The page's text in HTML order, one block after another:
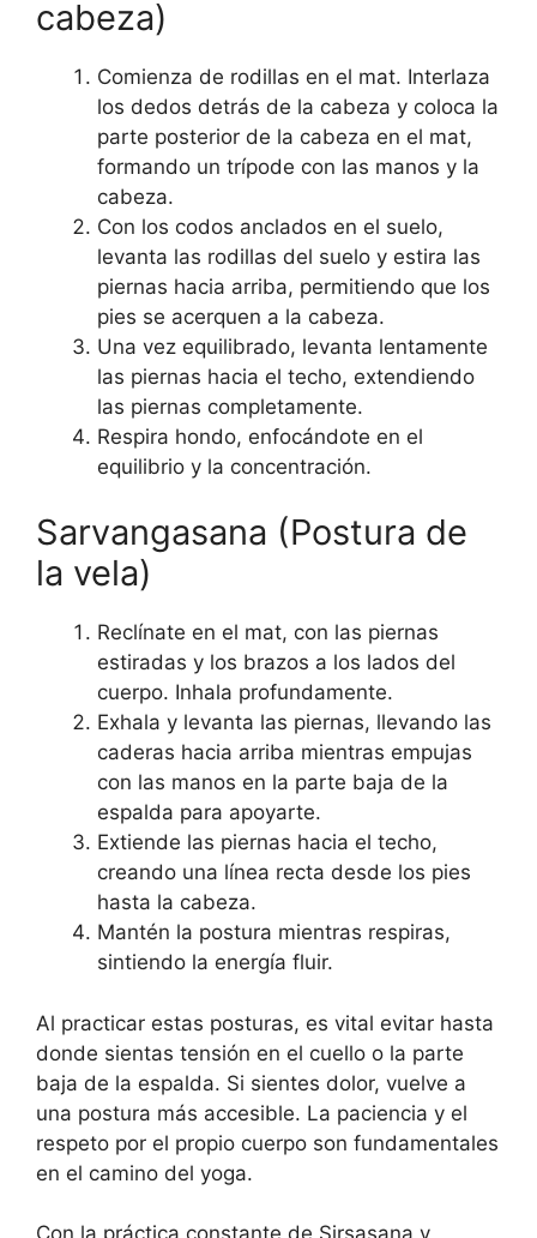
cabeza)
Comienza de rodillas en el mat. Interlaza
los dedos detrás de la cabeza y coloca la
parte posterior de la cabeza en el mat,
formando un trípode con las manos y la
cabeza.
Con los codos anclados en el suelo,
levanta las rodillas del suelo y estira las
piernas hacia arriba, permitiendo que los
pies se acerquen a la cabeza.
Una vez equilibrado, levanta lentamente
las piernas hacia el techo, extendiendo
las piernas completamente.
Respira hondo, enfocándote en el
equilibrio y la concentración.
Sarvangasana (Postura de
la vela)
Reclínate en el mat, con las piernas
estiradas y los brazos a los lados del
cuerpo. Inhala profundamente.
Exhala y levanta las piernas, llevando las
caderas hacia arriba mientras empujas
con las manos en la parte baja de la
espalda para apoyarte.
Extiende las piernas hacia el techo,
creando una línea recta desde los pies
hasta la cabeza.
Mantén la postura mientras respiras,
sintiendo la energía fluir.
Al practicar estas posturas, es vital evitar hasta
donde sientas tensión en el cuello o la parte
baja de la espalda. Si sientes dolor, vuelve a
una postura más accesible. La paciencia y el
respeto por el propio cuerpo son fundamentales
en el camino del yoga.